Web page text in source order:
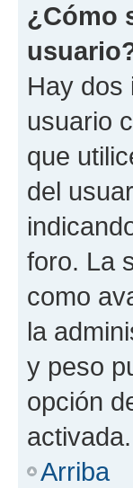
¿Cómo
Hay dos
usuario
que
del
foro. La
como
la
y peso
opción
activada.
Arriba